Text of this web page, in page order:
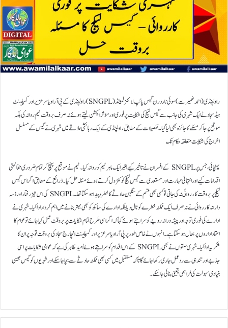
راولپنڈی (احمد ضمیر سے) سوئی ناردرن گیس پائپ لائنز لمیٹڈ (SNGPL) راولپنڈی کے پی آر او یاسر عزیر اور کمپلینٹ
ہیڈ سجاد نے ایک شہری کی جانب سے گیس لیکج کی شکایت پر فوری اور مؤثر ایکشن لیتے ہوئے نہ صرف بروقت ٹیم روانہ کی بلکہ
موقع پر جا کر مسئلے کا جائزہ بھی لیا گیا۔تفصیلات کے مطابق راولپنڈی کے ایک رہائشی علاقے میں شہری نے گیس کے مسلسل
اخراج کی شکایت متعلقہ حکام تک
پہنچائی، جس پر SNGPL کے افسران نے تاخیر کیے بغیر ایک ماہر ٹیم کو روانہ کیا۔ ٹیم نے موقع پر پہنچ کر تمام ضروری حفاظتی
اقدامات کیے اور انتہائی مہارت اور مستعدی سے گیس لیکج کو کنٹرول کرتے ہوئے مسئلہ حل کیا۔ذرائع کے مطابق اگر اس گیس
لیکج پر بروقت کارروائی نہ کی جاتی تو کسی بھی قسم کے سنگین حادثے کا خطرہ پیدا ہو سکتا تھا۔ SNGPL کی اس تیز رفتار اور ذمہ
دارانہ کارروائی نے نہ صرف ایک ممکنہ خطرے کو ٹال دیا بلکہ ادارے کی ساکھ کو بھی بہتر بنانے میں اہم کردار ادا کیا۔شہری نے
ادارے کی فوری توجہ اور پیشہ ورانہ رویے کو سراہتے ہوئے کہا کہ اگر اسی طرح تمام شکایات پر بروقت عمل کیا جائے تو عوام کا
اعتماد اداروں پر بحال ہو سکتا ہے۔ انہوں نے خاص طور پر پی آر او یاسر عزیر اور کمپلینٹ انچارج سجاد کی بروقت توجہ پر ان کا
شکریہ ادا کیا۔شہری حلقوں نے بھی SNGPL کے اس اقدام کو سراہتے ہوئے اُمید ظاہر کی ہے کہ عوامی شکایات پر اسی
جذبے اور تندہی سے ردعمل جاری رکھا جائے گا تاکہ مستقبل میں کسی بھی ممکنہ حادثے سے بچا جا سکے اور شہریوں کو گیس جیسی
بنیادی سہولت کی فراہمی یقینی بنائی جا سکے۔